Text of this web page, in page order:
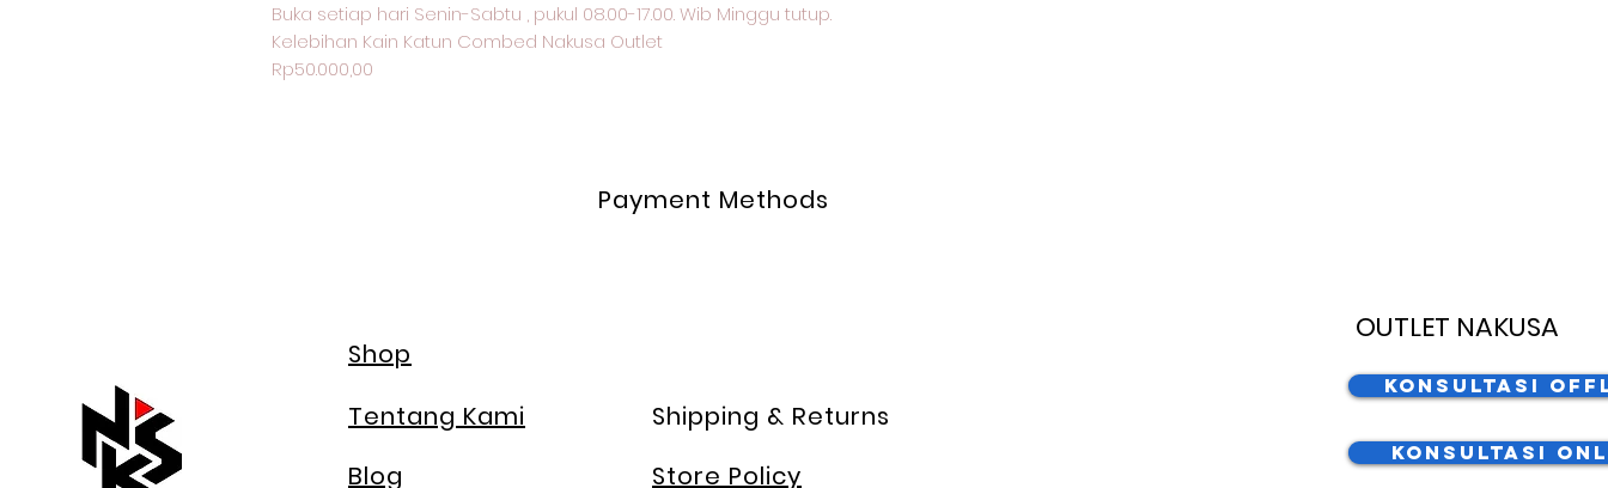
Buka setiap hari Senin-Sabtu , pukul 08.00-17.00. Wib Minggu tutup.
Kelebihan Kain Katun Combed Nakusa Outlet
Rp50.000,00
Payment Methods
Shop
Tentang Kami
Blog
Shipping & Returns
Store Policy
OUTLET NAKUSA
Konsultasi
Konsultasi